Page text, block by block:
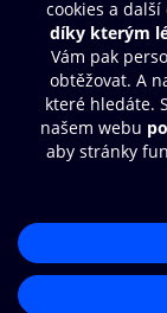
Moje O2
Další zábava
© O2 Czech
Zásady